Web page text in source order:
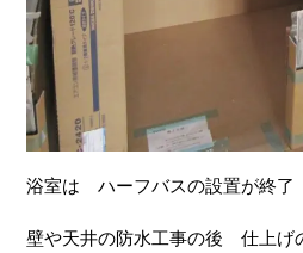
浴室は ハーフバスの設置が終了
壁や天井の防水工事の後 仕上げ